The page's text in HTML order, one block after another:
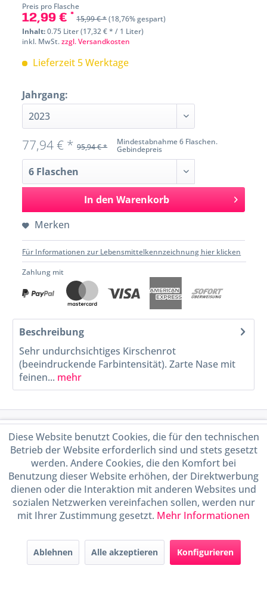
Preis pro Flasche
12,99 € * 15,99 € *(18,76% gespart)
Inhalt:0.75 Liter (17,32 € * / 1 Liter)
inkl. MwSt.zzgl. Versandkosten
Lieferzeit 5 Werktage
Jahrgang:
Mindestabnahme 6 Flaschen.
Gebindepreis
77,94 € * 95,94 € *
In den Warenkorb
Merken
Für Informationen zur Lebensmittelkennzeichnung hier klicken
Zahlung mit
Beschreibung
Sehr undurchsichtiges Kirschenrot
(beeindruckende Farbintensität). Zarte Nase mit
feinen... mehr
Service Hotline
Shop Service
Informationen
Handel mit BIO-Weinen
durch DE-ÖKO-009
Diese Website benutzt Cookies, die für den technischen
Betrieb der Website erforderlich sind und stets gesetzt
werden. Andere Cookies, die den Komfort bei
Benutzung dieser Website erhöhen, der Direktwerbung
dienen oder die Interaktion mit anderen Websites und
sozialen Netzwerken vereinfachen sollen, werden nur
mit Ihrer Zustimmung gesetzt. Mehr Informationen
Ablehnen Alle akzeptieren Konfigurieren